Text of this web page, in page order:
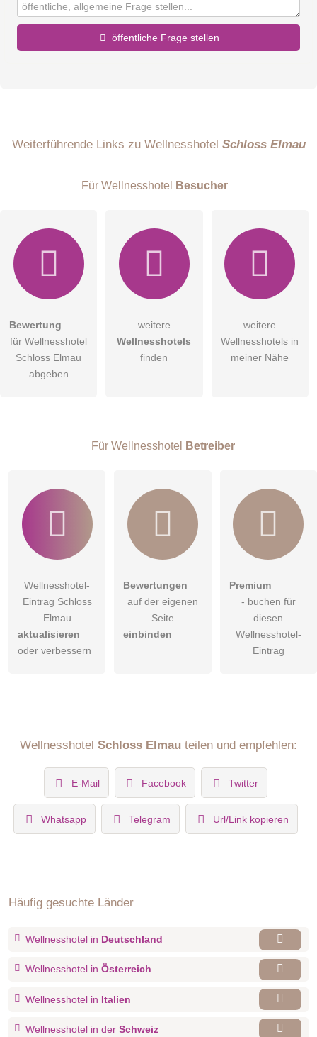
öffentliche Frage stellen
E-Mail-Adresse (wird nicht veröffentlicht)
Hiermit akzeptiere ich dieAGB
DieDatenschutzerklärung habe ich zur Kenntnis genommen.
Besucher sichtbar
Weiterführende Links zu Wellnesshotel Schloss Elmau
Für Wellnesshotel Besucher
Bewertung
für Wellnesshotel
Schloss Elmau
abgeben
weitere
Wellnesshotels
finden
weitere
Wellnesshotels in
meiner Nähe
Für Wellnesshotel Betreiber
Wellnesshotel-
Eintrag Schloss
Elmau
aktualisieren
oder verbessern
Bewertungen
auf der eigenen
Seite
einbinden
Premium
- buchen für
diesen
Wellnesshotel-
Eintrag
Wellnesshotel Schloss Elmau teilen und empfehlen:
E-Mail Facebook Twitter
Whatsapp Telegram Url/Link kopieren
Häufig gesuchte Länder
Wellnesshotel in Deutschland
Wellnesshotel in Österreich
Wellnesshotel in Italien
Wellnesshotel in der Schweiz